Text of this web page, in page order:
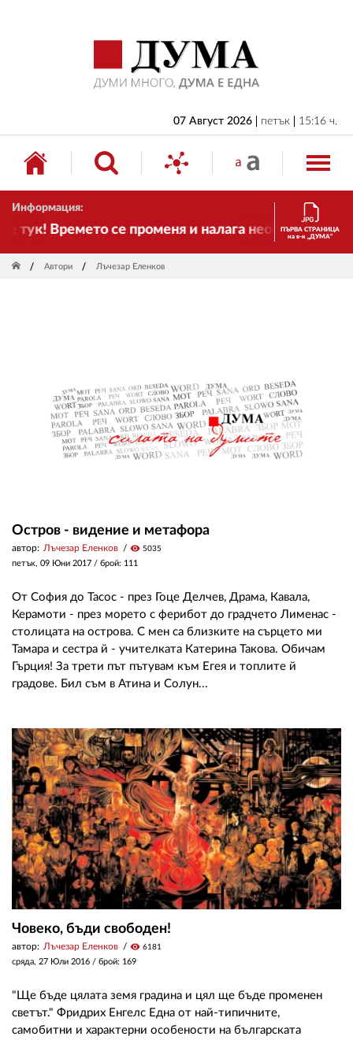
07 Август 2026 петък 15:16 ч.
Информация:
Времето се променя и налага необходимостта
ПЪРВА СТРАНИЦА
на в-к „ДУМА“
Автори Лъчезар Еленков
Остров - видение и метафора
автор: Лъчезар Еленков visibility 5035
петък, 09 Юни 2017 / брой: 111
От София до Тасос - през Гоце Делчев, Драма, Кавала,
Керамоти - през морето с ферибот до градчето Лименас -
столицата на острова. С мен са близките на сърцето ми
Тамара и сестра й - учителката Катерина Такова. Обичам
Гърция! За трети път пътувам към Егея и топлите й
градове. Бил съм в Атина и Солун...
Човеко, бъди свободен!
автор: Лъчезар Еленков visibility 6181
сряда, 27 Юли 2016 / брой: 169
"Ще бъде цялата земя градина и цял ще бъде променен
светът." Фридрих Енгелс Една от най-типичните,
самобитни и характерни особености на българската
БЪЛГАРИЯ
ИКОНОМИКА
ИЗБОРИ
СВЯТ
ЗА НАС
АВТОРИ
РЕДАКЦИЯ
АБОНАМЕНТ
ПОЛИТИКА ЗА БИСКВИТКИТЕ
ПОЛИТИКАТА ЗА
ПОВЕРИТЕЛНОСТ